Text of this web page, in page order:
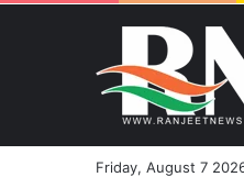
Friday, August 7